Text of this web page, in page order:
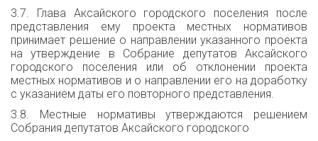
3.7. Глава Аксайского городского поселения после
представления ему проекта местных нормативов
принимает решение о направлении указанного проекта
на утверждение в Собрание депутатов Аксайского
городского поселения или об отклонении проекта
местных нормативов и о направлении его на доработку
с указанием даты его повторного представления.
3.8. Местные нормативы утверждаются решением
Собрания депутатов Аксайского городского